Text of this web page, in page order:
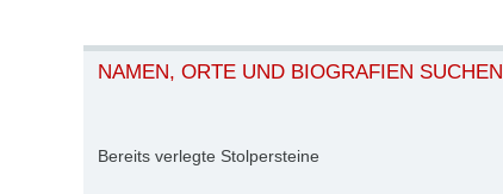
NAMEN, ORTE UND BIOGRAFIEN SUCHEN
Bereits verlegte Stolpersteine